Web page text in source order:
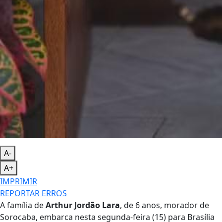
A-
A+
IMPRIMIR
REPORTAR ERROS
A família deArthur Jordão Lara, de 6 anos, morador de
Sorocaba, embarca nesta segunda-feira (15) para Brasília